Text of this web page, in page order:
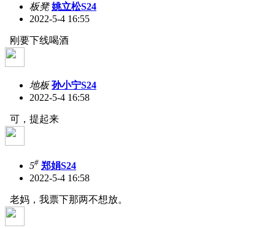
板凳 姚立松S24
2022-5-4 16:55
刚要下线喝酒
地板 孙小宁S24
2022-5-4 16:58
可，提起来
5# 郑娟S24
2022-5-4 16:58
老妈，我票下那两不想放。